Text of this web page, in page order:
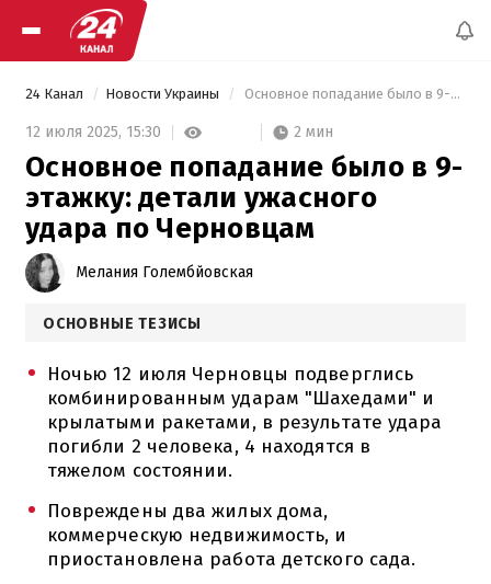
24 Канал Новости Украины Основное попадание было в 9-этажку: детали ужасного удара по Черновцам
12 июля 2025, 15:30 2 мин
Основное попадание было в 9-
этажку: детали ужасного
удара по Черновцам
Мелания Голембйовская
ОСНОВНЫЕ ТЕЗИСЫ
Ночью 12 июля Черновцы подверглись
комбинированным ударам "Шахедами" и
крылатыми ракетами, в результате удара
погибли 2 человека, 4 находятся в
тяжелом состоянии.
Повреждены два жилых дома,
коммерческую недвижимость, и
приостановлена работа детского сада.